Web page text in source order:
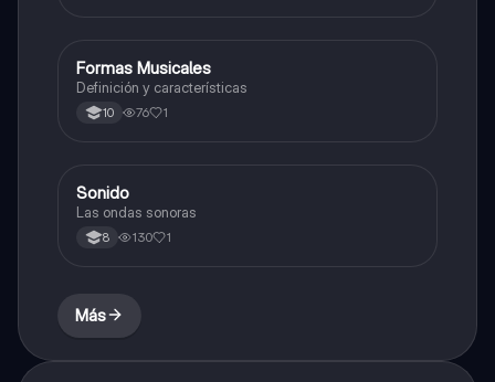
Música
Formas Musicales
Definición y características
10 76 1
Música
Sonido
Las ondas sonoras
8 130 1
Más